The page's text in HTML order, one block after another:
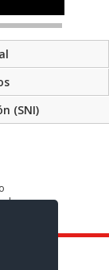
(SNI)